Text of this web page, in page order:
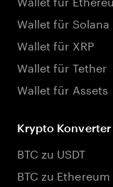
Wallet für Solana
Wallet für XRP
Wallet für Tether
Wallet für Assets
Krypto Konverter
BTC zu USDT
BTC zu Ethereum